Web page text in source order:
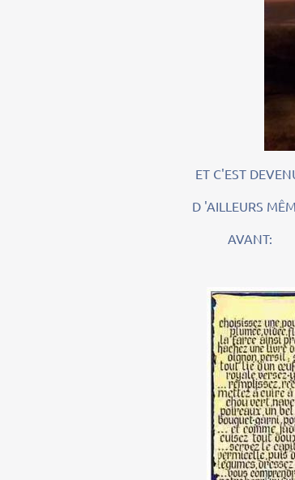
ET C'EST
D 'AILLEURS MÊME LA
AVANT: